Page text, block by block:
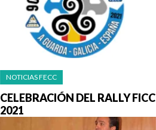
NOTICIAS FECC
CELEBRACIÓN DEL RALLY FICC
2021